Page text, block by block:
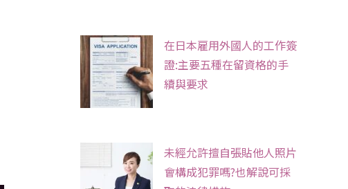
在日本雇用外國人的工作簽
證:主要五種在留資格的手
續與要求
未經允許擅自張貼他人照片
會構成犯罪嗎?也解說可採